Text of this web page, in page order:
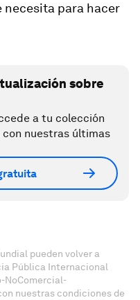
necesita para hacer
sobre
a tu colección
nuestras últimas
pueden volver a
Pública Internacional
NoComercial-
nuestras condiciones de